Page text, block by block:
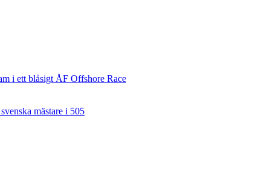
i ett blåsigt ÅF Offshore Race
mästare i 505